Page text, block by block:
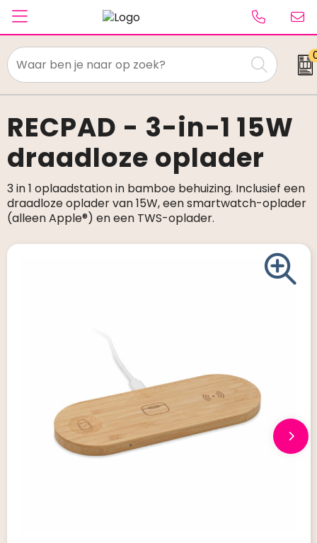
Textiel
Paraplu's
Caps & Beanies
Tassen
Drinkwaren
Schrijfwaren
RECPAD - 3-in-1 15W
draadloze oplader
3 in 1 oplaadstation in bamboe behuizing. Inclusief een
draadloze oplader van 15W, een smartwatch-oplader
(alleen Apple®) en een TWS-oplader.